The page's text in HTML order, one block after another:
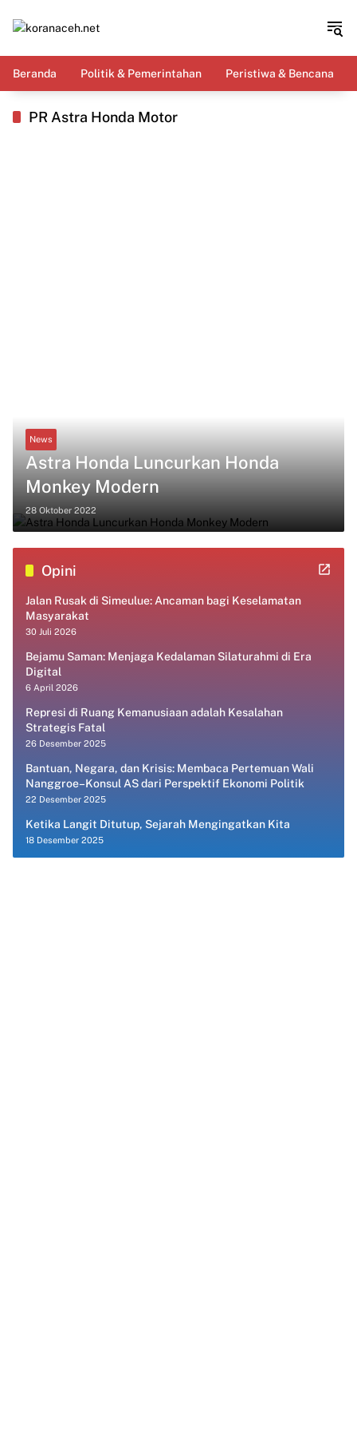
Beranda Politik & Pemerintahan Peristiwa & Bencana
PR Astra Honda Motor
News
Astra Honda Luncurkan Honda
Monkey Modern
28 Oktober 2022
Opini
Jalan Rusak di Simeulue: Ancaman bagi Keselamatan
Masyarakat
30 Juli 2026
Bejamu Saman: Menjaga Kedalaman Silaturahmi di Era
Digital
6 April 2026
Represi di Ruang Kemanusiaan adalah Kesalahan
Strategis Fatal
26 Desember 2025
Bantuan, Negara, dan Krisis: Membaca Pertemuan Wali
Nanggroe–Konsul AS dari Perspektif Ekonomi Politik
22 Desember 2025
Ketika Langit Ditutup, Sejarah Mengingatkan Kita
18 Desember 2025